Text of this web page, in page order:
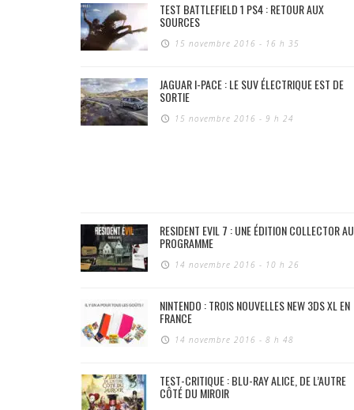
TEST BATTLEFIELD 1 PS4 : RETOUR AUX
SOURCES
15 novembre 2016 - 16 h 35
JAGUAR I-PACE : LE SUV ÉLECTRIQUE EST DE
SORTIE
15 novembre 2016 - 9 h 24
RESIDENT EVIL 7 : UNE ÉDITION COLLECTOR AU
PROGRAMME
14 novembre 2016 - 10 h 26
NINTENDO : TROIS NOUVELLES NEW 3DS XL EN
FRANCE
14 novembre 2016 - 8 h 48
TEST-CRITIQUE : BLU-RAY ALICE, DE L’AUTRE
CÔTÉ DU MIROIR